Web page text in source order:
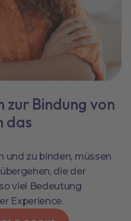
Bindung von
das
und zu binden, müssen
die der
viel Bedeutung
Experience.